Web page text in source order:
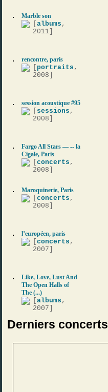
Marble son
[albums ,
2011]
rencontre, paris
portraits ,
2008]
session acoustique #95
sessions ,
2008]
Fargo All Stars — -- la
Cigale, Paris
[concerts ,
2008]
Maroquinerie, Paris
[concerts ,
2008]
l’européen, paris
[concerts ,
2007]
Like, Love, Lust And
The Open Halls of
The (...)
[albums ,
2007]
Derniers concerts